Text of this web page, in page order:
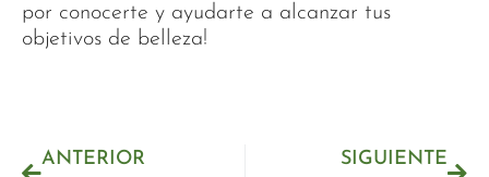
por conocerte y ayudarte a alcanzar tus
objetivos de belleza!
ANTERIOR SIGUIENTE